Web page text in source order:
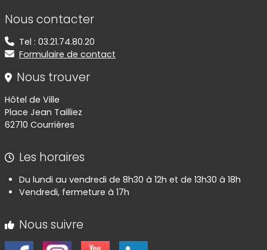
Informations de contact
Nous contacter
Tel : 03.21.74.80.20
Formulaire de contact
Nous trouver
Hôtel de Ville
Place Jean Tailliez
62710 Courrières
Les horaires
Du lundi au vendredi de 8h30 à 12h et de 13h30 à 18h
Vendredi, fermeture à 17h
Nous suivre